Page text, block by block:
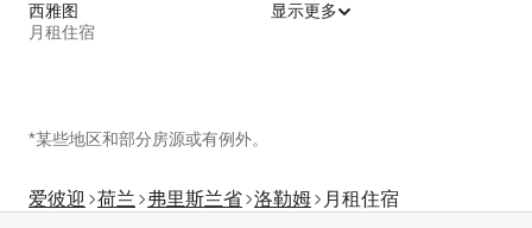
西雅图
月租住宿
显示更多
*某些地区和部分房源或有例外。
爱彼迎 荷兰 弗里斯兰省 洛勒姆 月租住宿